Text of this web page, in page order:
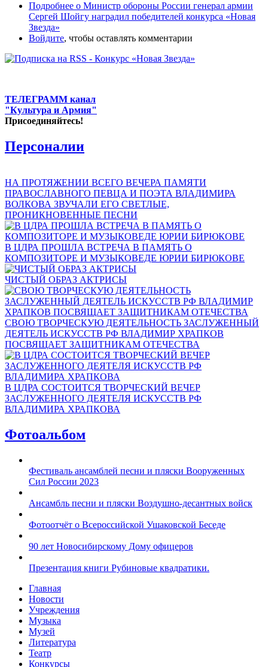
Подробнее о Министр обороны России генерал армии
Сергей Шойгу наградил победителей конкурса «Новая
Звезда»
Войдите, чтобы оставлять комментарии
ТЕЛЕГРАММ канал
"Культура и Армия"
Присоединяйтесь!
Персоналии
НА ПРОТЯЖЕНИИ ВСЕГО ВЕЧЕРА ПАМЯТИ
ПРАВОСЛАВНОГО ПЕВЦА И ПОЭТА ВЛАДИМИРА
ВОЛКОВА ЗВУЧАЛИ ЕГО СВЕТЛЫЕ,
ПРОНИКНОВЕННЫЕ ПЕСНИ
В ЦДРА ПРОШЛА ВСТРЕЧА В ПАМЯТЬ О
КОМПОЗИТОРЕ И МУЗЫКОВЕДЕ ЮРИИ БИРЮКОВЕ
ЧИСТЫЙ ОБРАЗ АКТРИСЫ
СВОЮ ТВОРЧЕСКУЮ ДЕЯТЕЛЬНОСТЬ ЗАСЛУЖЕННЫЙ
ДЕЯТЕЛЬ ИСКУССТВ РФ ВЛАДИМИР ХРАПКОВ
ПОСВЯЩАЕТ ЗАЩИТНИКАМ ОТЕЧЕСТВА
В ЦДРА СОСТОИТСЯ ТВОРЧЕСКИЙ ВЕЧЕР
ЗАСЛУЖЕННОГО ДЕЯТЕЛЯ ИСКУССТВ РФ
ВЛАДИМИРА ХРАПКОВА
Фотоальбом
Фестиваль ансамблей песни и пляски Вооруженных
Сил России 2023
Ансамбль песни и пляски Воздушно-десантных войск
Фотоотчёт о Всероссийской Ушаковской Беседе
90 лет Новосибирскому Дому офицеров
Презентация книги Рубиновые квадратики.
Главная
Новости
Учреждения
Музыка
Музей
Литература
Театр
Конкурсы